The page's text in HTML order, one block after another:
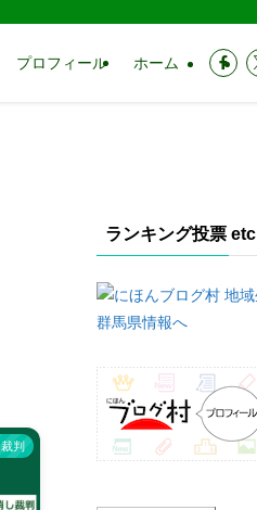
プロフィール ホーム
裁判
ランキング投票 etc